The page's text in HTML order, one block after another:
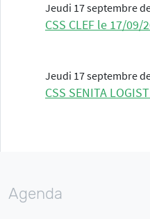
Jeudi 17 septembre
CSS CLEF le 17/09/
Jeudi 17 septembre
CSS SENITA
Agenda